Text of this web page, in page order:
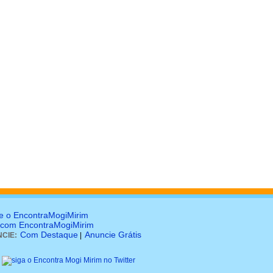
o EncontraMogiMirim
EncontraMogiMirim
Com Destaque Anuncie Grátis